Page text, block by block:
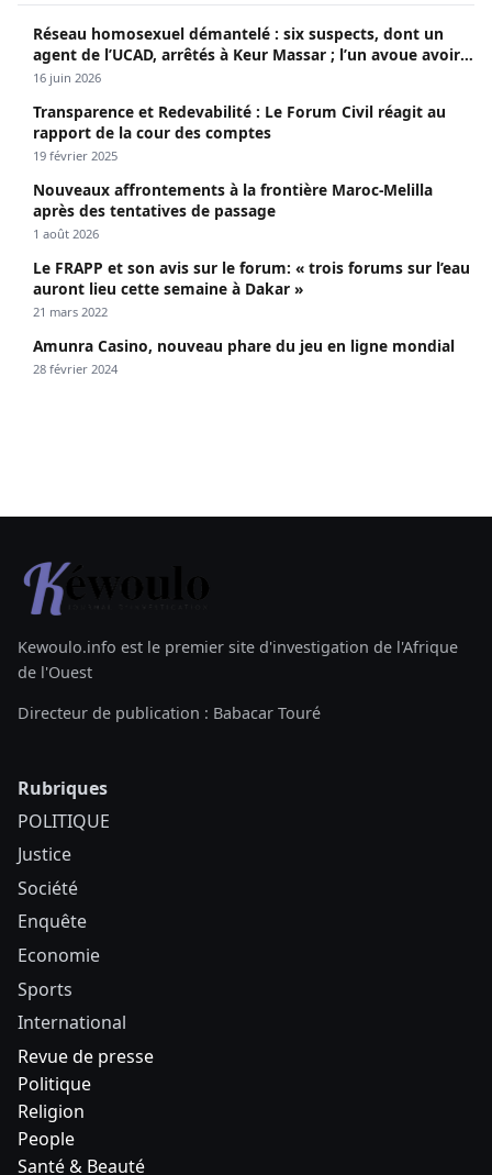
Réseau homosexuel démantelé : six suspects, dont un
agent de l’UCAD, arrêtés à Keur Massar ; l’un avoue avoir
propagé le VIH depuis 2018
16 juin 2026
Transparence et Redevabilité : Le Forum Civil réagit au
rapport de la cour des comptes
19 février 2025
Nouveaux affrontements à la frontière Maroc-Melilla
après des tentatives de passage
1 août 2026
Le FRAPP et son avis sur le forum: « trois forums sur l’eau
auront lieu cette semaine à Dakar »
21 mars 2022
Amunra Casino, nouveau phare du jeu en ligne mondial
28 février 2024
Kewoulo.info est le premier site d'investigation de l'Afrique
de l'Ouest
Directeur de publication : Babacar Touré
Rubriques
POLITIQUE
Justice
Société
Enquête
Economie
Sports
International
Revue de presse
Politique
Religion
People
Santé & Beauté